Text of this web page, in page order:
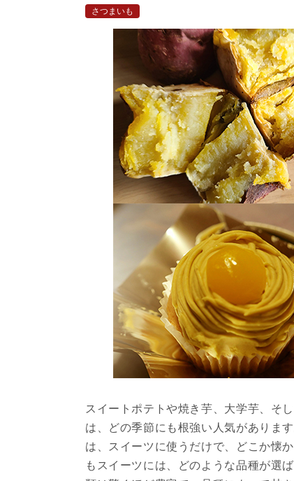
さつまいも
スイートポテトや焼き芋、大学芋、そ
は、どの季節にも根強い人気がありま
は、スイーツに使うだけで、どこか懐
もスイーツには、どのような品種が選